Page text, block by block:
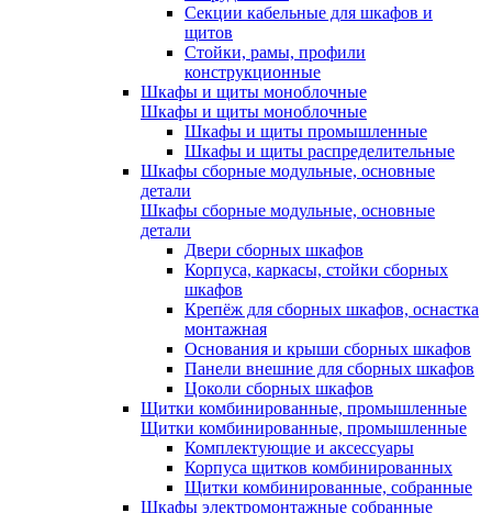
Секции кабельные для шкафов и
щитов
Стойки, рамы, профили
конструкционные
Шкафы и щиты моноблочные
Шкафы и щиты моноблочные
Шкафы и щиты промышленные
Шкафы и щиты распределительные
Шкафы сборные модульные, основные
детали
Шкафы сборные модульные, основные
детали
Двери сборных шкафов
Корпуса, каркасы, стойки сборных
шкафов
Крепёж для сборных шкафов, оснастка
монтажная
Основания и крыши сборных шкафов
Панели внешние для сборных шкафов
Цоколи сборных шкафов
Щитки комбинированные, промышленные
Щитки комбинированные, промышленные
Комплектующие и аксессуары
Корпуса щитков комбинированных
Щитки комбинированные, собранные
Шкафы электромонтажные собранные